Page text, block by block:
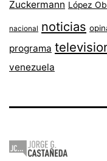
Zuckermann López
nacional noticias
programa
venezuela